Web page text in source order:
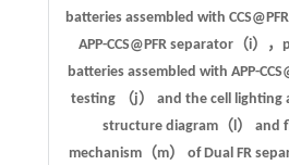
batteries assembled with
APP-CCS@PFR separator（i）
batteries assembled with APP-
testing （j） and the cell lighting
structure diagram（l） and
mechanism（m） of Dual FR